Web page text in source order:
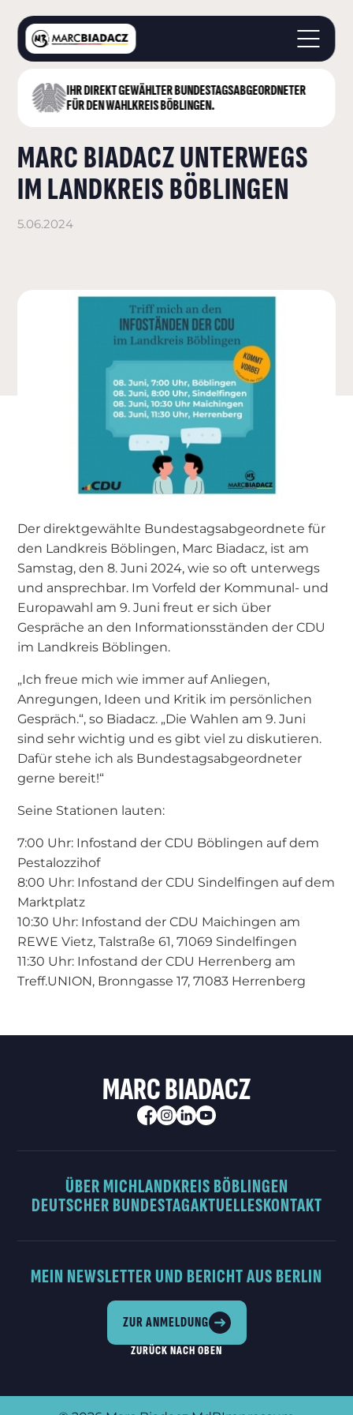
IHR DIREKT GEWÄHLTER BUNDESTAGS­ABGEORDNETER
FÜR DEN WAHLKREIS BÖBLINGEN.
STARTSEITE
LANDKREIS BÖBLINGEN
DEUTSCHER BUNDESTAG
AKTUELLES
MARC BIADACZ UNTERWEGS
IM LANDKREIS BÖBLINGEN
5.06.2024
Der direktgewählte Bundestagsabgeordnete für
den Landkreis Böblingen, Marc Biadacz, ist am
Samstag, den 8. Juni 2024, wie so oft unterwegs
und ansprechbar. Im Vorfeld der Kommunal- und
Europawahl am 9. Juni freut er sich über
Gespräche an den Informationsständen der CDU
im Landkreis Böblingen.
„Ich freue mich wie immer auf Anliegen,
Anregungen, Ideen und Kritik im persönlichen
Gespräch.“, so Biadacz. „Die Wahlen am 9. Juni
sind sehr wichtig und es gibt viel zu diskutieren.
Dafür stehe ich als Bundestagsabgeordneter
gerne bereit!“
Seine Stationen lauten:
7:00 Uhr: Infostand der CDU Böblingen auf dem
Pestalozzihof
8:00 Uhr: Infostand der CDU Sindelfingen auf dem
Marktplatz
10:30 Uhr: Infostand der CDU Maichingen am
REWE Vietz, Talstraße 61, 71069 Sindelfingen
11:30 Uhr: Infostand der CDU Herrenberg am
Treff.UNION, Bronngasse 17, 71083 Herrenberg
MARC BIADACZ
ÜBER MICHLANDKREIS BÖBLINGEN
DEUTSCHER BUNDESTAGAKTUELLESKONTAKT
MEIN NEWSLETTER UND BERICHT AUS BERLIN
ZUR ANMELDUNG
ZURÜCK NACH OBEN